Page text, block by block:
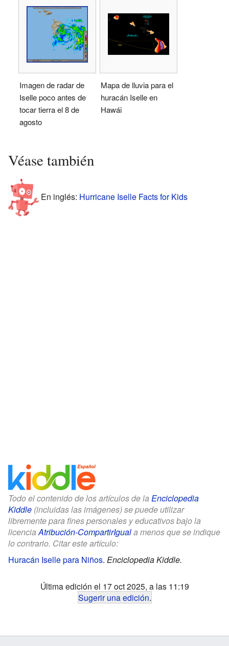
Imagen de radar de
Iselle poco antes de
tocar tierra el 8 de
agosto
Mapa de lluvia para el
huracán Iselle en
Hawái
Véase también
En inglés: Hurricane Iselle Facts for Kids
Todo el contenido de los artículos de la Enciclopedia
Kiddle (incluidas las imágenes) se puede utilizar
libremente para fines personales y educativos bajo la
licenciaAtribución-CompartirIguala menos que se indique
lo contrario. Citar este artículo:
Huracán Iselle para Niños. Enciclopedia Kiddle.
Última edición el 17 oct 2025, a las 11:19
Sugerir una edición.